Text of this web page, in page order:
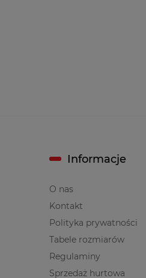
Informacje
O nas
Kontakt
Polityka prywatności
Tabele rozmiarów
Regulaminy
Sprzedaż hurtowa